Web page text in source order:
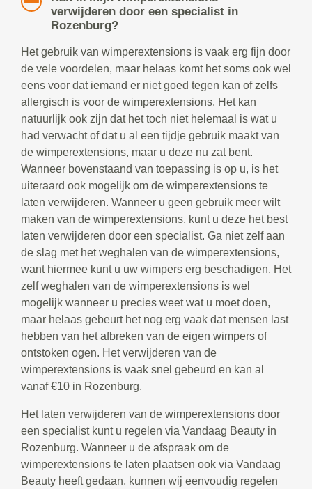
verwijderen door een specialist in
Rozenburg?
Het gebruik van wimperextensions is vaak erg fijn door
de vele voordelen, maar helaas komt het soms ook wel
eens voor dat iemand er niet goed tegen kan of zelfs
allergisch is voor de wimperextensions. Het kan
natuurlijk ook zijn dat het toch niet helemaal is wat u
had verwacht of dat u al een tijdje gebruik maakt van
de wimperextensions, maar u deze nu zat bent.
Wanneer bovenstaand van toepassing is op u, is het
uiteraard ook mogelijk om de wimperextensions te
laten verwijderen. Wanneer u geen gebruik meer wilt
maken van de wimperextensions, kunt u deze het best
laten verwijderen door een specialist. Ga niet zelf aan
de slag met het weghalen van de wimperextensions,
want hiermee kunt u uw wimpers erg beschadigen. Het
zelf weghalen van de wimperextensions is wel
mogelijk wanneer u precies weet wat u moet doen,
maar helaas gebeurt het nog erg vaak dat mensen last
hebben van het afbreken van de eigen wimpers of
ontstoken ogen. Het verwijderen van de
wimperextensions is vaak snel gebeurd en kan al
vanaf €10 in Rozenburg.
Het laten verwijderen van de wimperextensions door
een specialist kunt u regelen via Vandaag Beauty in
Rozenburg. Wanneer u de afspraak om de
wimperextensions te laten plaatsen ook via Vandaag
Beauty heeft gedaan, kunnen wij eenvoudig regelen